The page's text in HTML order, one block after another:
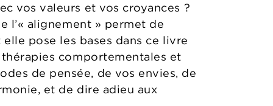
vos valeurs et vos croyances ?
l’« alignement » permet de
pose les bases dans ce livre
comportementales et
de pensée, de vos envies, de
et de dire adieu aux